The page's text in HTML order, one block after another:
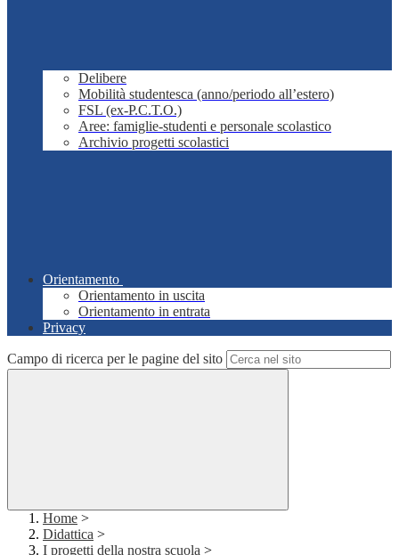
Delibere
Mobilità studentesca (anno/periodo all’estero)
FSL (ex-P.C.T.O.)
Aree: famiglie-studenti e personale scolastico
Archivio progetti scolastici
Orientamento
Orientamento in uscita
Orientamento in entrata
Privacy
Campo di ricerca per le pagine del sito
Home >
Didattica >
I progetti della nostra scuola >